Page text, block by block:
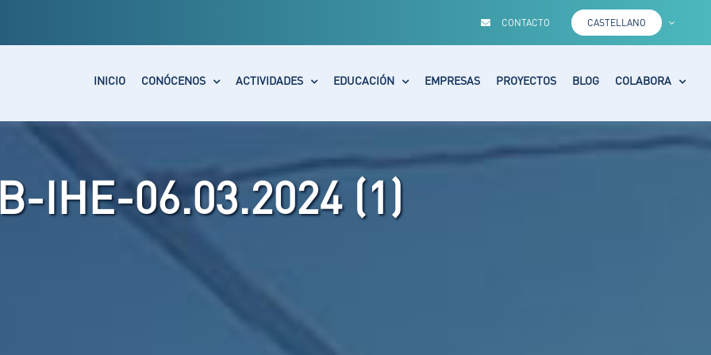
CONTACTO CASTELLANO
INICIO CONÓCENOS ACTIVIDADES EDUCACIÓN EMPRESAS PROYECTOS BLOG COLABORA
IHE-06.03.2024 (1)